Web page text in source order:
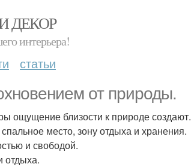
ДЕКОР
интерьера!
статьи
от природы.
ощущение близости к природе создают.
место, зону отдыха и хранения.
и свободой.
отдыха.